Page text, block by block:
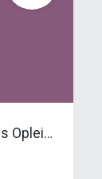
Allround Nagelstyling Cursus Opleiding (14 dagen)